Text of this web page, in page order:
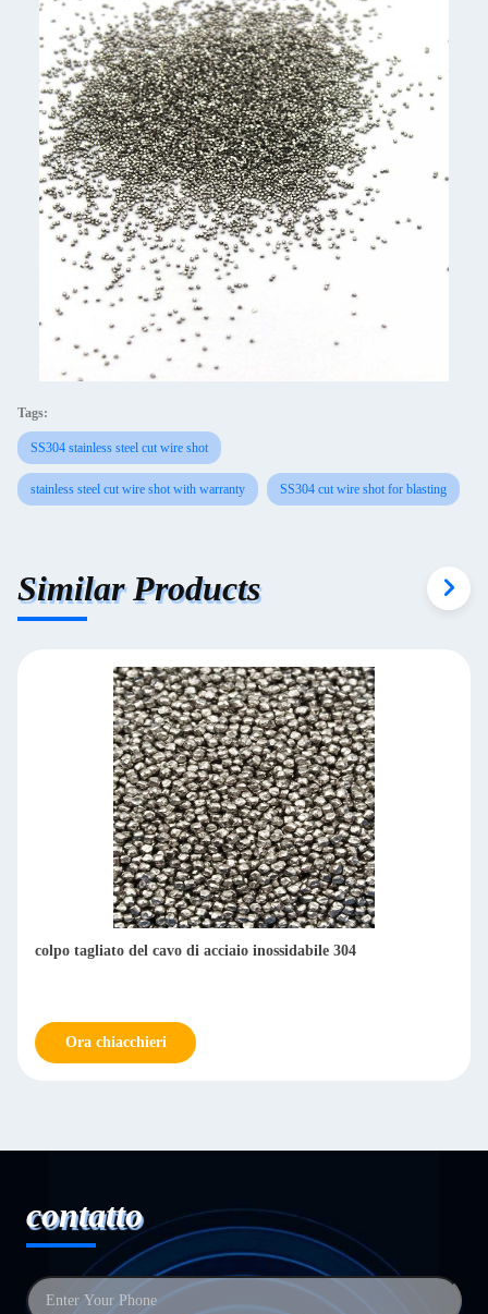
Tags:
SS304 stainless steel cut wire shot
stainless steel cut wire shot with warranty SS304 cut wire shot for blasting
Similar Products
Vendibile a caldo SS430 filtri tagliati in acciaio inossidabile
Ora chiacchieri
contatto